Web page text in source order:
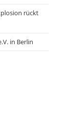
rückt
in Berlin